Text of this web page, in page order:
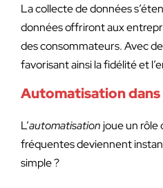
La collecte de données
données offriront aux
des consommateurs. Avec
favorisant ainsi la fidélité et
Automatisation
L’automatisationjoue un rôle
fréquentes deviennent
simple ?